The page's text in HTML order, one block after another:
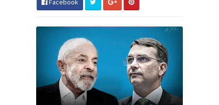
Facebook